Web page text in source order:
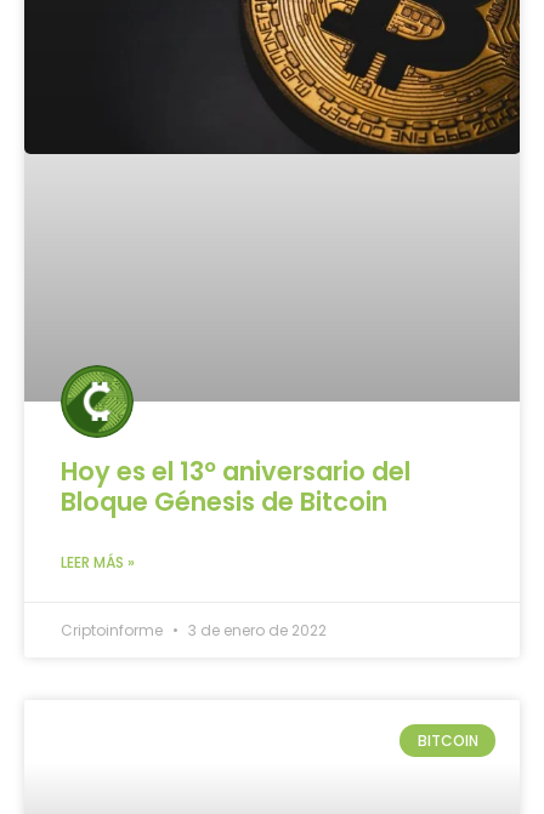
Hoy es el 13º aniversario del
Bloque Génesis de Bitcoin
LEER MÁS »
Criptoinforme 3 de enero de 2022
BITCOIN